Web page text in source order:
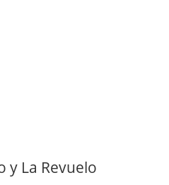
y La Revuelo